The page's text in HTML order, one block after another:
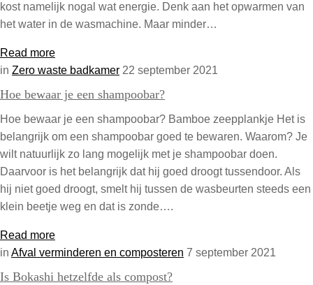
kost namelijk nogal wat energie. Denk aan het opwarmen van
het water in de wasmachine. Maar minder…
Read more
in Zero waste badkamer 22 september 2021
Hoe bewaar je een shampoobar?
Hoe bewaar je een shampoobar? Bamboe zeepplankje Het is
belangrijk om een shampoobar goed te bewaren. Waarom? Je
wilt natuurlijk zo lang mogelijk met je shampoobar doen.
Daarvoor is het belangrijk dat hij goed droogt tussendoor. Als
hij niet goed droogt, smelt hij tussen de wasbeurten steeds een
klein beetje weg en dat is zonde….
Read more
in Afval verminderen en composteren 7 september 2021
Is Bokashi hetzelfde als compost?